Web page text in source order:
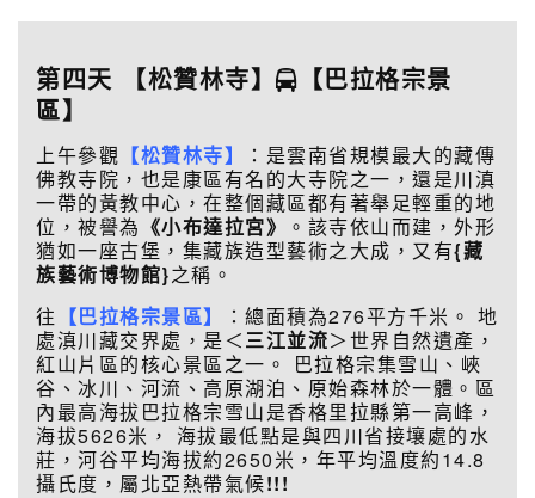
第四天 【松贊林寺】
【巴拉格宗景
區】
上午參觀 【松贊林寺】
：是雲南省規模最大的藏傳
佛教寺院，也是康區有名的大寺院之一，還是川滇
一帶的黃教中心，在整個藏區都有著舉足輕重的地
位，被譽為 《小布達拉宮》
。該寺依山而建，外形
猶如一座古堡，集藏族造型藝術之大成，又有{藏
族藝術博物館}之稱。
往 【巴拉格宗景區】
：總面積為276平方千米。 地
處滇川藏交界處，是＜三江並流＞世界自然遺產，
紅山片區的核心景區之一。 巴拉格宗集雪山、峽
谷、冰川、河流、高原湖泊、原始森林於一體。區
內最高海拔巴拉格宗雪山是香格里拉縣第一高峰，
海拔5626米， 海拔最低點是與四川省接壤處的水
莊，河谷平均海拔約2650米，年平均溫度約14.8
攝氏度，屬北亞熱帶氣候!!!